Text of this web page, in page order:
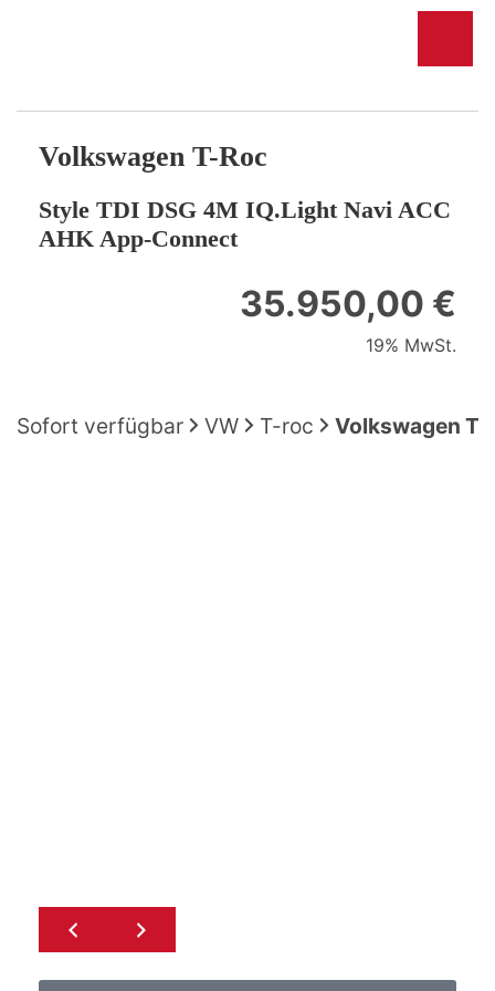
Volkswagen T-Roc
Style TDI DSG 4M IQ.Light Navi ACC
AHK App-Connect
35.950,00 €
19% MwSt.
Sofort verfügbar VW T-roc Volkswagen T-